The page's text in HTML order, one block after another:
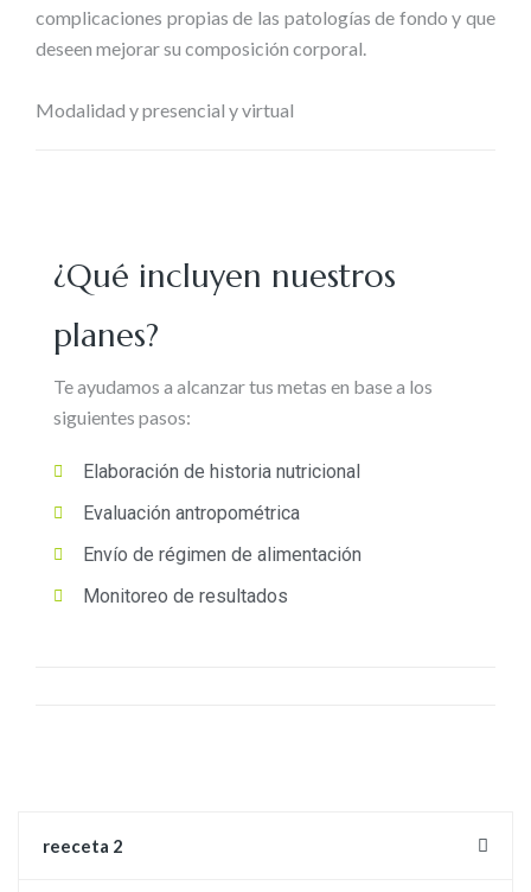
complicaciones propias de las patologías de fondo y que
deseen mejorar su composición corporal.
Modalidad y presencial y virtual
¿Qué incluyen nuestros
planes?
Te ayudamos a alcanzar tus metas en base a los
siguientes pasos:
Elaboración de historia nutricional
Evaluación antropométrica
Envío de régimen de alimentación
Monitoreo de resultados
reeceta 2